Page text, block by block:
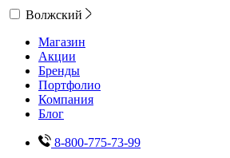
Волжский
Магазин
Акции
Бренды
Портфолио
Компания
Блог
8-800-775-73-99